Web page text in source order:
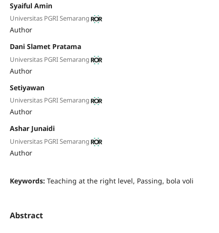
Syaiful Amin
Universitas PGRI Semarang
Author
Dani Slamet Pratama
Universitas PGRI Semarang
Author
Setiyawan
Universitas PGRI Semarang
Author
Ashar Junaidi
Universitas PGRI Semarang
Author
Keywords: Teaching at the right level, Passing, bola voli
Abstract